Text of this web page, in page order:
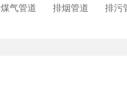
煤气管道 排烟管道 排污